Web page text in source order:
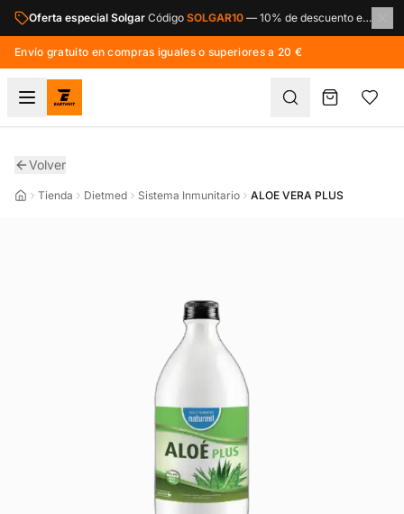
Saltar al contenido principal
Oferta especial Solgar Código SOLGAR10 — 10% de descuento en toda la marca Solgar.
Envío gratuito en compras iguales o superiores a 20 €
Volver
Tienda Dietmed Sistema Inmunitario ALOE VERA PLUS